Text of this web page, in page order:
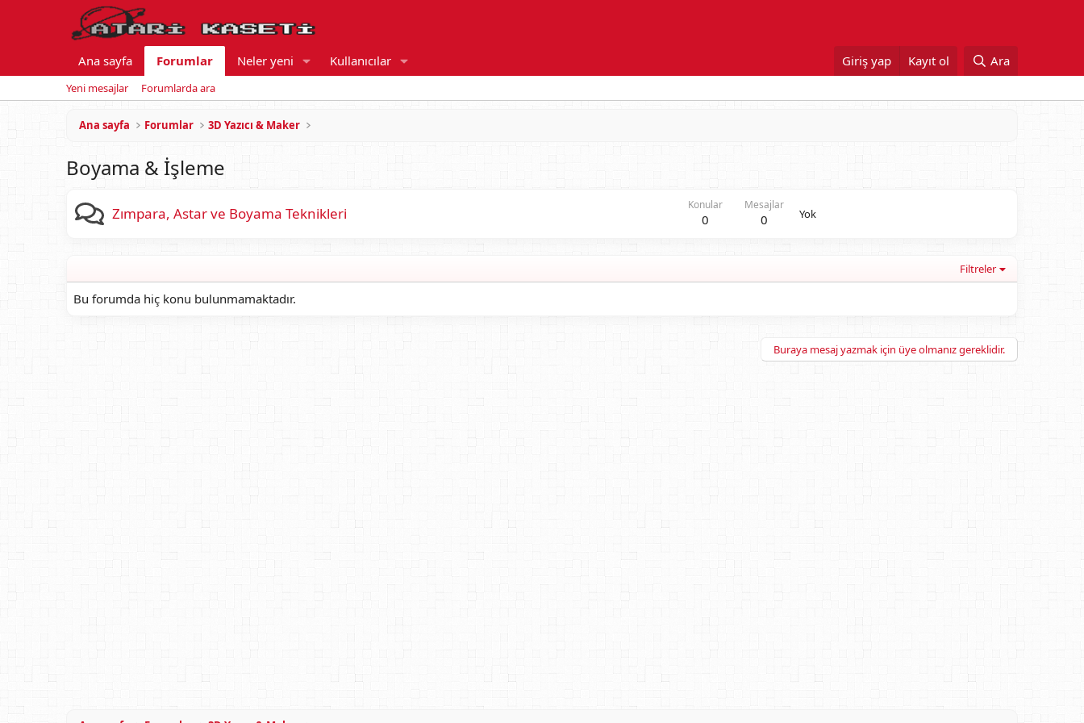
Ana sayfa Forumlar Neler yeni Kullanıcılar Giriş yap Kayıt ol Ara
Yeni mesajlar Forumlarda ara
Ana sayfa Forumlar 3D Yazıcı & Maker
Boyama & İşleme
Zımpara, Astar ve Boyama Teknikleri Konular
0
Mesajlar
0 Yok
Filtreler
Bu forumda hiç konu bulunmamaktadır.
Buraya mesaj yazmak için üye olmanız gereklidir.